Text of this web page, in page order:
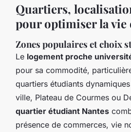
Quartiers,
pour optimiser la vie
Zones populaires et choix
Le logement proche
pour sa commodité,
quartiers étudiants
ville, Plateau de Courmes ou
quartier étudiant Nantes
présence de commerces, vie